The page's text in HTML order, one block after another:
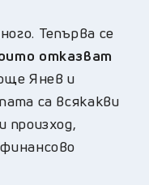
Тепърва се
отказват
Янев и
са всякакви
произход,